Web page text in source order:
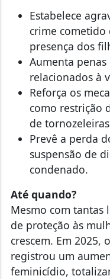
Estabelece
crime cometido
presença dos
Aumenta
relacionados à
Reforça os
como restrição
de
Prevê a perda
suspensão de
condenado.
Até quando?
Mesmo com tantas
de proteção às
crescem. Em 2025,
registrou um
feminicídio,